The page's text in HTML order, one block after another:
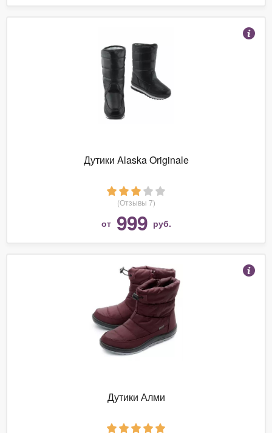
Дутики Alaska Originale
(Отзывы 7)
от 999 руб.
Дутики Алми